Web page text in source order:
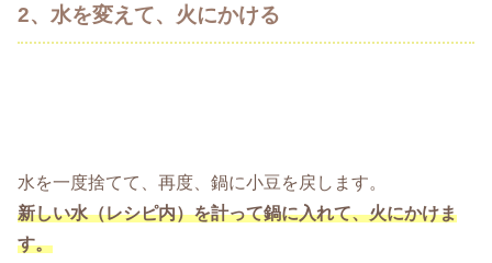
2、水を変えて、火にかける
水を一度捨てて、再度、鍋に小豆を戻します。
新しい水（レシピ内）を計って鍋に入れて、火にかけま
す。